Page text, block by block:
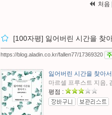
처음
[100자평] 잃어버린 시간을 찾
https://blog.aladin.co.kr/fallen77/17369320
잃어버린 시간을 찾아
마르셀 프루스트 지음,
평점 :